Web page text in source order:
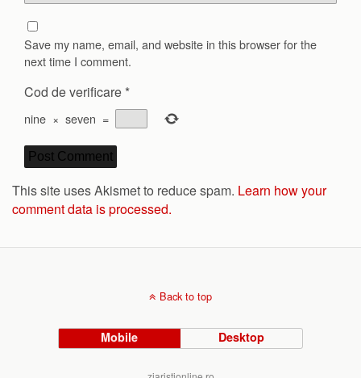
Save my name, email, and website in this browser for the
next time I comment.
Cod de verificare *
nine × seven =
This site uses Akismet to reduce spam. Learn how your
comment data is processed.
Back to top
Mobile Desktop